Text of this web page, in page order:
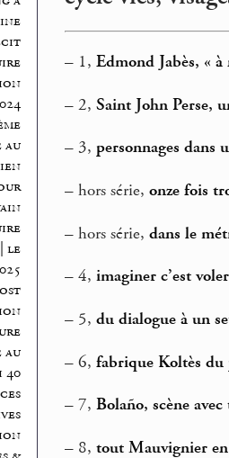
le
au
– 1, Edmond Jabès, «
– 2, Saint John Perse,
– 3, personnages dans
– hors série, onze fois
– hors série, dans le
– 4, imaginer c’est
– 5, du dialogue à un
– 6, fabrique Koltès du
– 7, Bolaño, scène
– 8, tout Mauvignier